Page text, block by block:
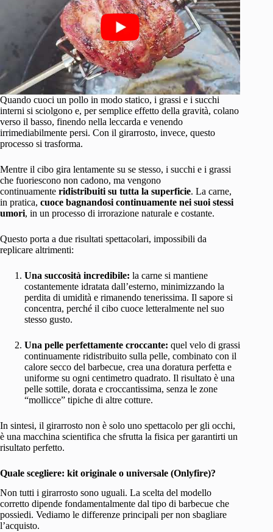
Quando cuoci un pollo in modo statico, i grassi e i succhi
interni si sciolgono e, per semplice effetto della gravità, colano
verso il basso, finendo nella leccarda e venendo
irrimediabilmente persi. Con il girarrosto, invece, questo
processo si trasforma.
Mentre il cibo gira lentamente su se stesso, i succhi e i grassi
che fuoriescono non cadono, ma vengono
continuamente ridistribuiti su tutta la superficie. La carne,
in pratica, cuoce bagnandosi continuamente nei suoi stessi
umori, in un processo di irrorazione naturale e costante.
Questo porta a due risultati spettacolari, impossibili da
replicare altrimenti:
Una succosità incredibile: la carne si mantiene
costantemente idratata dall’esterno, minimizzando la
perdita di umidità e rimanendo tenerissima. Il sapore si
concentra, perché il cibo cuoce letteralmente nel suo
stesso gusto.
Una pelle perfettamente croccante: quel velo di grassi
continuamente ridistribuito sulla pelle, combinato con il
calore secco del barbecue, crea una doratura perfetta e
uniforme su ogni centimetro quadrato. Il risultato è una
pelle sottile, dorata e croccantissima, senza le zone
“mollicce” tipiche di altre cotture.
In sintesi, il girarrosto non è solo uno spettacolo per gli occhi,
è una macchina scientifica che sfrutta la fisica per garantirti un
risultato perfetto.
Quale scegliere: kit originale o universale (Onlyfire)?
Non tutti i girarrosto sono uguali. La scelta del modello
corretto dipende fondamentalmente dal tipo di barbecue che
possiedi. Vediamo le differenze principali per non sbagliare
l’acquisto.